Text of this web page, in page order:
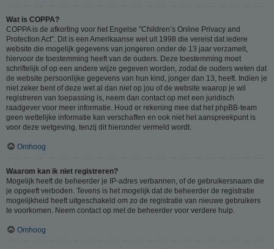
Wat is COPPA?
COPPA is de afkorting voor het Engelse "Children’s Online Privacy and
Protection Act". Dit is een Amerikaanse wet uit 1998 die vereist dat iedere
website die mogelijk gegevens van jongeren onder de 13 jaar verzamelt,
hiervoor de toestemming heeft van de ouders. Deze toestemming moet
schriftelijk of op een andere wijze gegeven worden, zodat de ouders weten dat
de website persoonlijke gegevens van hun kind, jonger dan 13, heeft. Indien je
niet zeker bent of deze wet al dan niet op jou of de website waarop je wil
registreren van toepassing is, neem dan contact op met een juridisch
raadgever voor meer informatie. Houd er rekening mee dat het phpBB-team
geen wettelijke informatie kan verschaffen en ook niet het aanspreekpunt is
voor deze wetgeving, tenzij dit hieronder vermeld wordt.
Omhoog
Waarom kan ik niet registreren?
Mogelijk heeft de beheerder je IP-adres verbannen, of de gebruikersnaam die
je opgeeft verboden. Tevens is het mogelijk dat de beheerder de registratie
mogelijkheid heeft uitgeschakeld om zo de registratie van nieuwe gebruikers
te voorkomen. Neem contact op met de beheerder voor verdere hulp.
Omhoog